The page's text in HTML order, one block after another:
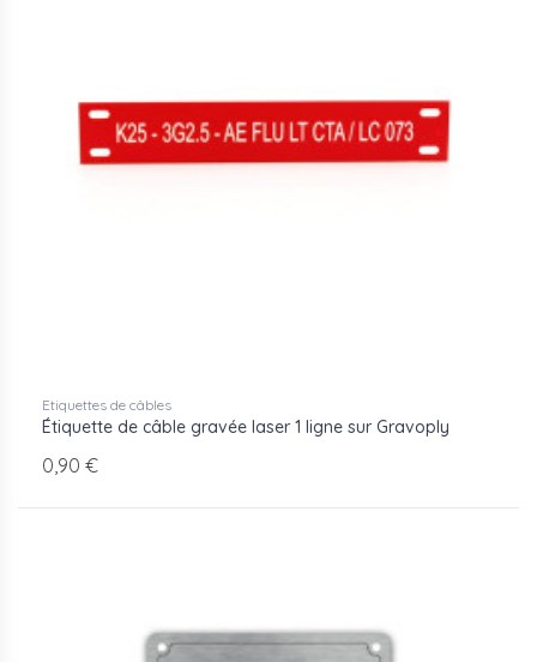
Etiquettes de câbles
Étiquette de câble gravée laser 1 ligne sur Gravoply
0,90 €